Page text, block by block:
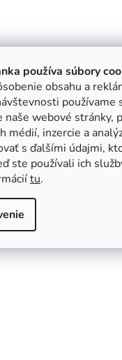
používa súbory
obsahu a
používame
naše webové stránky,
médií, inzercie a
s ďalšími údajmi,
ste používali ich
tu.